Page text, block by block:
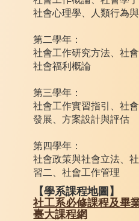
社會心理學、人類行為
第二學年：
社會工作研究方法、社
社會福利概論
第三學年：
社會工作實習指引、社
發展、方案設計與評估
第四學年：
社會政策與社會立法、
習二、社會工作管理
【學系課程地圖】
社工系必修課程及畢
臺大課程網